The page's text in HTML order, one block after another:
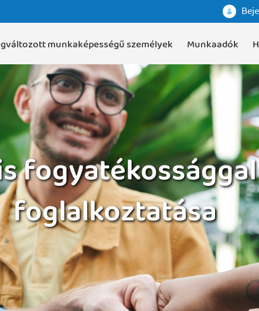
munkaképességű személyek Munkaadók
foglalkoztatása